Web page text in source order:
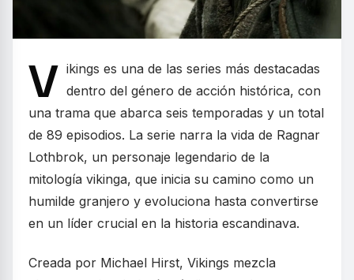
V ikings es una de las series más destacadas
dentro del género de acción histórica, con
una trama que abarca seis temporadas y un total
de 89 episodios. La serie narra la vida de Ragnar
Lothbrok, un personaje legendario de la
mitología vikinga, que inicia su camino como un
humilde granjero y evoluciona hasta convertirse
en un líder crucial en la historia escandinava.
Creada por Michael Hirst, Vikings mezcla